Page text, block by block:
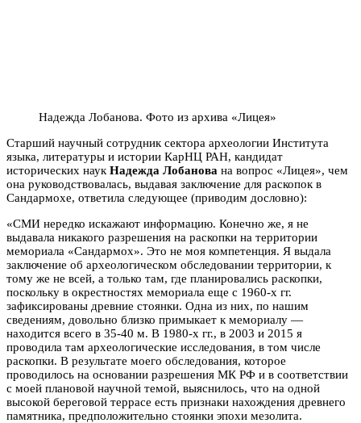
Надежда Лобанова. Фото из архива «Лицея»
Старший научный сотрудник сектора археологии Института
языка, литературы и истории КарНЦ РАН, кандидат
исторических наук Надежда Лобанова на вопрос «Лицея», чем
она руководствовалась, выдавая заключение для раскопок в
Сандармохе, ответила следующее (приводим дословно):
«СМИ нередко искажают информацию. Конечно же, я не
выдавала никакого разрешения на раскопки на территории
мемориала «Сандармох». Это не моя компетенция. Я выдала
заключение об археологическом обследовании территории, к
тому же не всей, а только там, где планировались раскопки,
поскольку в окрестностях мемориала еще с 1960-х гг.
зафиксированы древние стоянки. Одна из них, по нашим
сведениям, довольно близко примыкает к мемориалу —
находится всего в 35-40 м. В 1980-х гг., в 2003 и 2015 я
проводила там археологические исследования, в том числе
раскопки. В результате моего обследования, которое
проводилось на основании разрешения МК РФ и в соответствии
с моей плановой научной темой, выяснилось, что на одной
высокой береговой террасе есть признаки нахождения древнего
памятника, предположительно стоянки эпохи мезолита.